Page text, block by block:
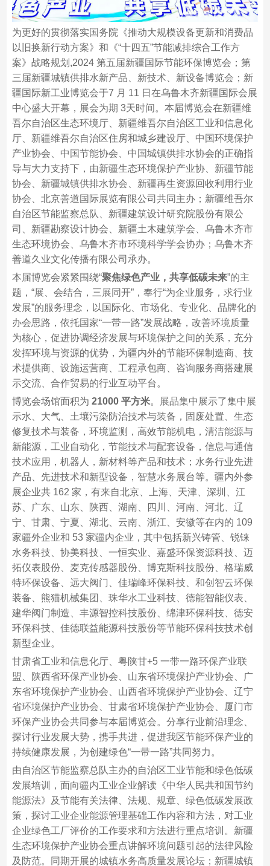
为更好的贯彻落实国务院《推动大规模设备更新和消费品
以旧换新行动方案》和《“十四五”节能减排综合工作方
案》战略规划,2024 第五届新疆国际节能环保博览会；第
三届新疆城镇供排水新产品、新技术、新设备博览会；新
疆国际新工业博览会于7 月 11 日在乌鲁木齐新疆国际会展
中心盛大开幕，展会为期 3天时间。本届博览会在新疆维
吾尔自治区生态环境厅、新疆维吾尔自治区工业和信息化
厅、新疆维吾尔自治区住房和城乡建设厅、中国环境保护
产业协会、中国节能协会、中国城镇供排水协会的正确指
导与大力支持下，由新疆生态环境保护产业协、新疆节能
协会、新疆城镇供排水协会、新疆再生资源回收利用行业
协会、北京善道国际展览有限公司共同主办；新疆维吾尔
自治区节能监察总队、新疆建筑设计研究院股份有限公
司、新疆勘察设计协会、新疆土木建筑学会、乌鲁木齐市
生态环境协会、乌鲁木齐市环境科学学会协办；乌鲁木齐
善道久业文化传播有限公司承办。
本届博览会紧紧围绕“聚焦绿色产业，共享低碳未来”的主
题，“展、会结合，三展同开”，奉行“为企业服务，求行业
发展”的服务理念，以国际化、市场化、专业化、品牌化的
办会思路，依托国家“一带一路”发展战略，改善环境质量
为核心，促进协调经济发展与环境保护之间的关系，充分
发挥环境与资源的优势，为疆内外的节能环保制造商、技
术提供商、设施运营商、工程承包商、咨询服务商搭建展
示交流、合作贸易的行业互动平台。
博览会场馆面积为 21000 平方米。展品集中展示了集中展
示水、大气、土壤污染防治技术与装备，固废处置、生态
修复技术与装备，环境监测，高效节能机电，清洁能源与
新能源，工业自动化，节能技术与配套设备，信息与通信
技术应用，机器人，新材料等产品和技术；水务行业先进
产品、先进技术和新型设备，智慧水务展台等。疆内外参
展企业共 162 家，有来自北京、上海、天津、深圳、江
苏、广东、山东、陕西、湖南、四川、河南、河北、辽
宁、甘肃、宁夏、湖北、云南、浙江、安徽等在内的 109
家疆外企业和 53 家疆内企业，其中包括新兴铸管、锐铼
水务科技、协美科技、一恒实业、嘉盛环保资源科技、迈
拓仪表股份、麦克传感器股份、博克斯科技股份、格瑞威
特环保设备、远大阀门、佳瑞峰环保科技、和创智云环保
装备、熊猫机械集团、珠华水工业科技、德能智能仪表、
建华阀门制造、丰源智控科技股份、绵津环保科技、德安
环保科技、佳德联益能源科技股份等节能环保科技技术创
新型企业。
甘肃省工业和信息化厅、粤陕甘+5 一带一路环保产业联
盟、陕西省环保产业协会、山东省环境保护产业协会、广
东省环境保护产业协会、山西省环境保护产业协会、辽宁
省环境保护产业协会、甘肃省环境保护产业协会、厦门市
环保产业协会共同参与本届博览会。分享行业前沿理念、
探讨行业发展大势，携手共进，促进我区节能环保产业的
持续健康发展，为创建绿色“一带一路”共同努力。
由自治区节能监察总队主办的自治区工业节能和绿色低碳
发展培训，面向疆内工业企业解读《中华人民共和国节约
能源法》及节能有关法律、法规、规章、绿色低碳发展政
策，探讨工业企业能源管理基础工作内容和方法，对工业
企业绿色工厂评价的工作要求和方法进行重点培训。新疆
生态环境保护产业协会重点讲解环境问题引起的法律风险
及防范。同期开展的城镇水务高质量发展论坛；新疆城镇